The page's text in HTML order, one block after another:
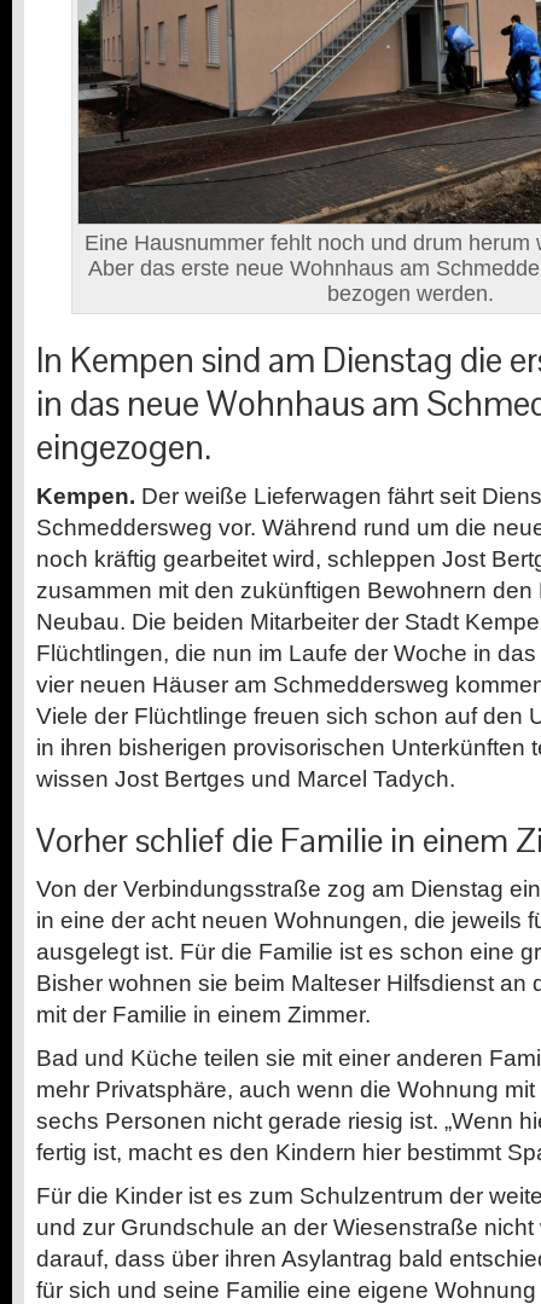
Eine Hausnummer fehlt noch und drum herum
Aber das erste neue Wohnhaus am
bezogen werden.
In Kempen sind am Dienstag die
in das neue Wohnhaus am
eingezogen.
Kempen. Der weiße Lieferwagen fährt seit
Schmeddersweg vor. Während rund um die
noch kräftig gearbeitet wird, schleppen Jost
zusammen mit den zukünftigen Bewohnern den
Neubau. Die beiden Mitarbeiter der Stadt
Flüchtlingen, die nun im Laufe der Woche in
vier neuen Häuser am Schmeddersweg
Viele der Flüchtlinge freuen sich schon auf den
in ihren bisherigen provisorischen Unterkünften
wissen Jost Bertges und Marcel Tadych.
Vorher schlief die Familie in einem
Von der Verbindungsstraße zog am Dienstag
in eine der acht neuen Wohnungen, die jeweils
ausgelegt ist. Für die Familie ist es schon eine
Bisher wohnen sie beim Malteser Hilfsdienst an
mit der Familie in einem Zimmer.
Bad und Küche teilen sie mit einer anderen
mehr Privatsphäre, auch wenn die Wohnung
sechs Personen nicht gerade riesig ist. „Wenn
fertig ist, macht es den Kindern hier bestimmt
Für die Kinder ist es zum Schulzentrum der
und zur Grundschule an der Wiesenstraße
darauf, dass über ihren Asylantrag bald
für sich und seine Familie eine eigene